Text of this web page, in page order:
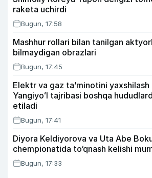
raketa uchirdi
Bugun, 17:58
Mashhur rollari bilan tanilgan
bilmaydigan obrazlari
Bugun, 17:45
Elektr va gaz taʼminotini yaxshilash
Yangiyoʻl tajribasi boshqa
etiladi
Bugun, 17:41
Diyora Keldiyorova va Uta Abe
chempionatida to‘qnash kelishi
Bugun, 17:33